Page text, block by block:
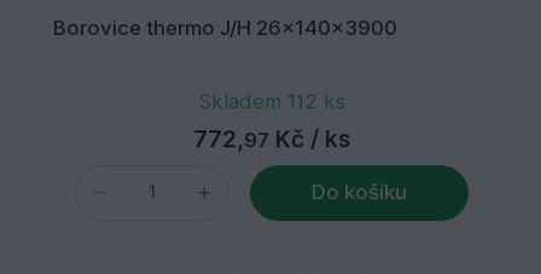
Borovice thermo J/H 26x140x3900
Skladem 112 ks
772,97 Kč / ks
Do košíku